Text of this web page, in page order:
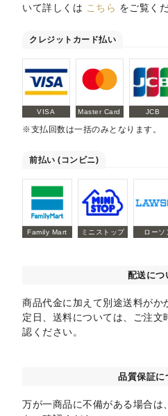
いて詳しくは こちら をご覧く
クレジットカード払い
VISA Master Card JCB
※支払回数は一括のみとなります。
前払い (コンビニ)
Family Mart ミニストップ ローソ
配送につ
商品代金に加えて別途送料がか
定日、送料については、ご注文
認ください。
品質保証に
万が一商品に不備がある場合は、